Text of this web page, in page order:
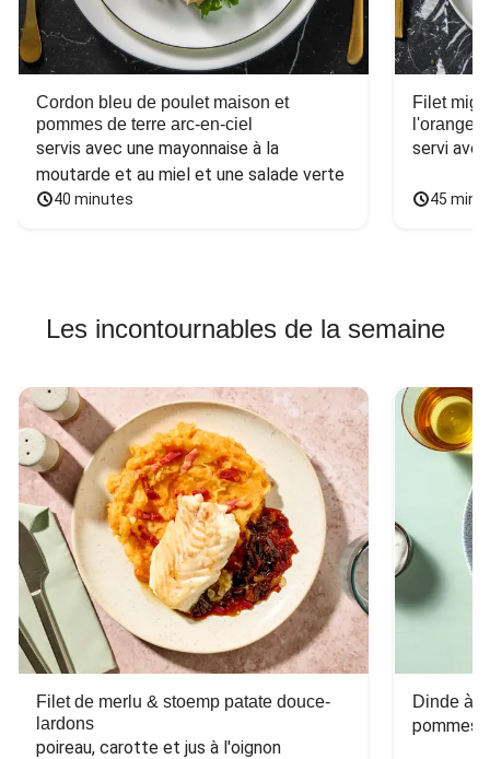
Cordon bleu de poulet maison et
pommes de terre arc-en-ciel
servis avec une mayonnaise à la
moutarde et au miel et une salade verte
40 minutes
Filet
l'orange
servi
45
Les incontournables de la semaine
Filet de merlu & stoemp patate douce-
lardons
poireau, carotte et jus à l'oignon
Dinde à
pommes